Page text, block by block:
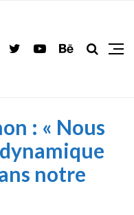
: « Nous
notre